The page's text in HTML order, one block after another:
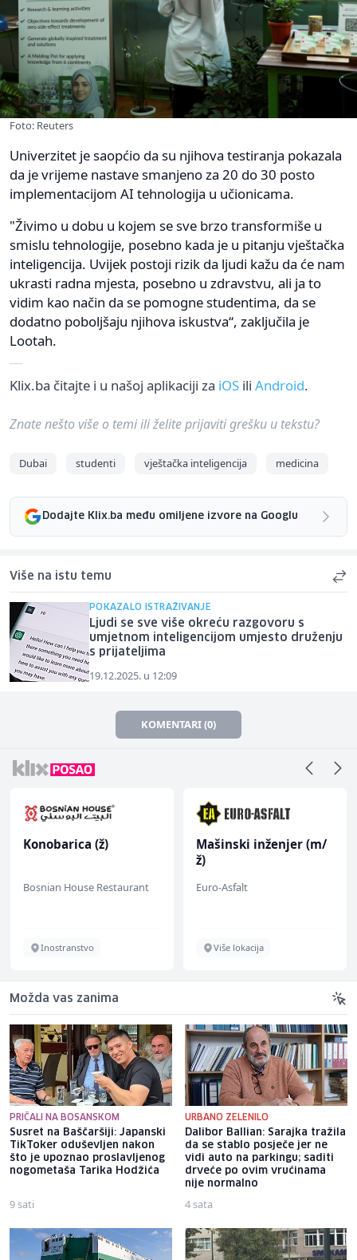
Foto: Reuters
Univerzitet je saopćio da su njihova testiranja pokazala
da je vrijeme nastave smanjeno za 20 do 30 posto
implementacijom AI tehnologija u učionicama.
"Živimo u dobu u kojem se sve brzo transformiše u
smislu tehnologije, posebno kada je u pitanju vještačka
inteligencija. Uvijek postoji rizik da ljudi kažu da će nam
ukrasti radna mjesta, posebno u zdravstvu, ali ja to
vidim kao način da se pomogne studentima, da se
dodatno poboljšaju njihova iskustva“, zaključila je
Lootah.
Klix.ba čitajte i u našoj aplikaciji za iOS ili Android.
Znate nešto više o temi ili želite prijaviti grešku u tekstu?
Dubai studenti vještačka inteligencija medicina
Dodajte Klix.ba među omiljene izvore na Googlu
Više na istu temu
POKAZALO ISTRAŽIVANJE
Ljudi se sve više okreću razgovoru s
umjetnom inteligencijom umjesto druženju
s prijateljima
19.12.2025. u 12:09
KOMENTARI (0)
Konobarica (ž)
Bosnian House Restaurant
Inostranstvo
Mašinski inženjer (m/
ž)
Euro-Asfalt
Više lokacija
Možda vas zanima
PRIČALI NA BOSANSKOM
Susret na Baščaršiji: Japanski
TikToker oduševljen nakon
što je upoznao proslavljenog
nogometaša Tarika Hodžića
9 sati
URBANO ZELENILO
Dalibor Ballian: Sarajka tražila
da se stablo posječe jer ne
vidi auto na parkingu; saditi
drveće po ovim vrućinama
nije normalno
4 sata